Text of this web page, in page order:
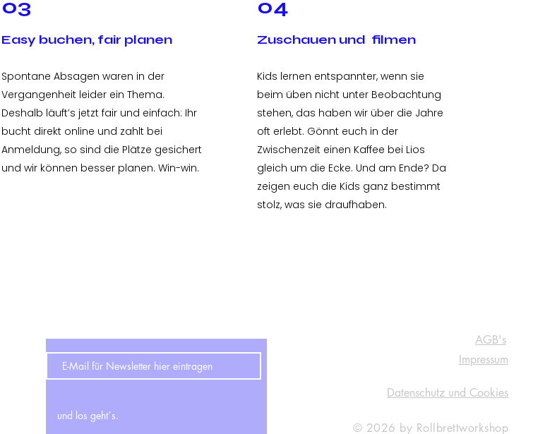
03
Easy buchen, fair planen
Spontane Absagen waren in der
Vergangenheit leider ein Thema.
Deshalb läuft’s jetzt fair und einfach: Ihr
bucht direkt online und zahlt bei
Anmeldung, so sind die Plätze gesichert
und wir können besser planen. Win-win.
04
Zuschauen und filmen
Kids lernen entspannter, wenn sie
beim üben nicht unter Beobachtung
stehen, das haben wir über die Jahre
oft erlebt. Gönnt euch in der
Zwischenzeit einen Kaffee bei Lios
gleich um die Ecke. Und am Ende? Da
zeigen euch die Kids ganz bestimmt
stolz, was sie draufhaben.​
und los geht´s.
AGB's
Impressum
Datenschutz und Cookies
© 2026 by Rollbrettworkshop